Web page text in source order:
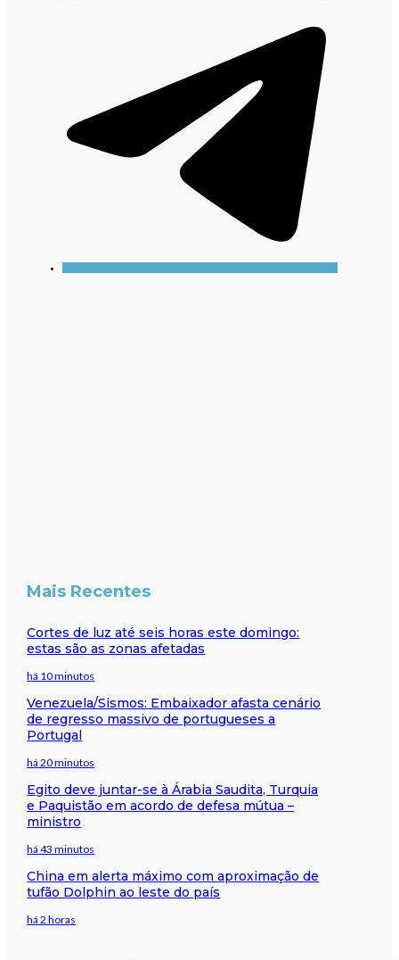
Mais Recentes
Cortes de luz até seis horas este domingo:
estas são as zonas afetadas
há 10 minutos
Venezuela/Sismos: Embaixador afasta cenário
de regresso massivo de portugueses a
Portugal
há 20 minutos
Egito deve juntar-se à Árabia Saudita, Turquia
e Paquistão em acordo de defesa mútua –
ministro
há 43 minutos
China em alerta máximo com aproximação de
tufão Dolphin ao leste do país
há 2 horas